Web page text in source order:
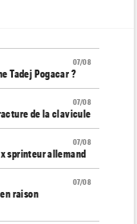
07/08
Tadej Pogacar ?
07/08
de la clavicule
07/08
sprinteur allemand
07/08
raison